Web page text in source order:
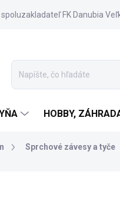
FK Danubia
HOBBY,
Sprchové závesy a tyče